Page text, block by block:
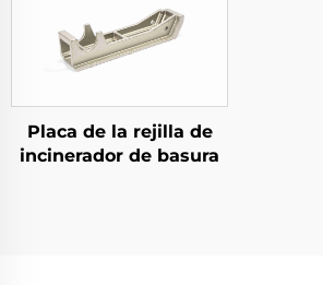
Placa de la rejilla de
incinerador de basura